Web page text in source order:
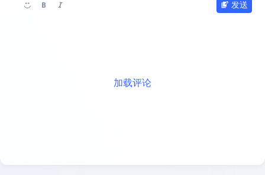
发送
加载评论